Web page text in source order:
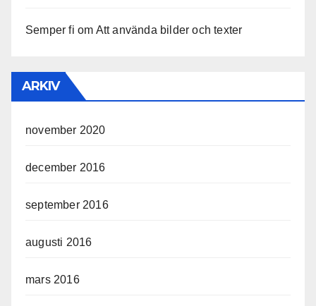
Semper fi om Att använda bilder och texter
ARKIV
november 2020
december 2016
september 2016
augusti 2016
mars 2016